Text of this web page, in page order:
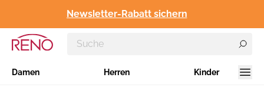
Newsletter-Rabatt sichern
Damen Herren Kinder